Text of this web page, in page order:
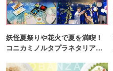
妖怪夏祭りや花火で夏を満喫！
コニカミノルタプラネタリア